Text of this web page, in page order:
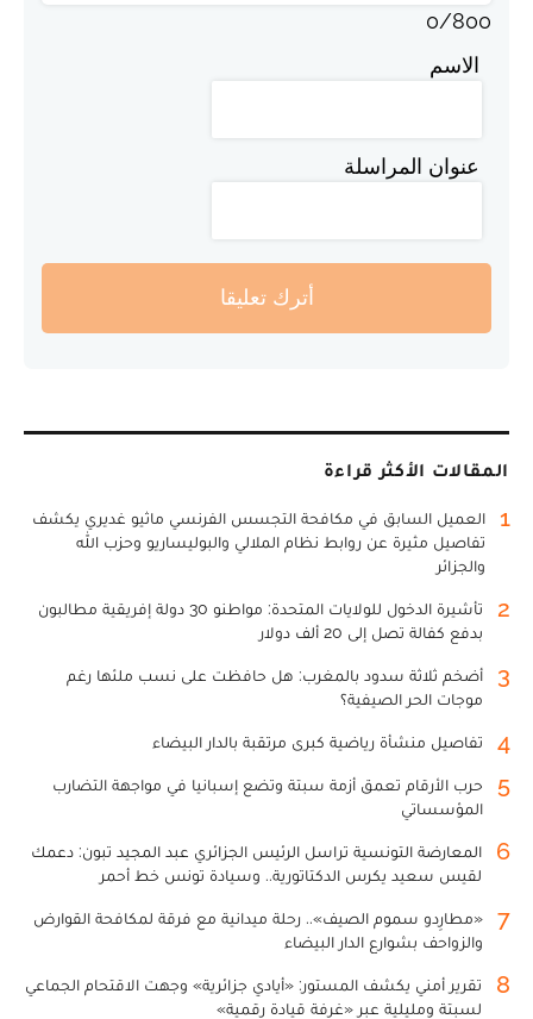
0/800
الاسم
عنوان المراسلة
أترك تعليقا
المقالات الأكثر قراءة
1
العميل السابق في مكافحة التجسس الفرنسي ماثيو غديري يكشف
تفاصيل مثيرة عن روابط نظام الملالي والبوليساريو وحزب الله
والجزائر
2
تأشيرة الدخول للولايات المتحدة: مواطنو 30 دولة إفريقية مطالبون
بدفع كفالة تصل إلى 20 ألف دولار
3
أضخم ثلاثة سدود بالمغرب: هل حافظت على نسب ملئها رغم
موجات الحر الصيفية؟
4 تفاصيل منشأة رياضية كبرى مرتقبة بالدار البيضاء
5
حرب الأرقام تعمق أزمة سبتة وتضع إسبانيا في مواجهة التضارب
المؤسساتي
6
المعارضة التونسية تراسل الرئيس الجزائري عبد المجيد تبون: دعمك
لقيس سعيد يكرس الدكتاتورية.. وسيادة تونس خط أحمر
7
«مطارِدو سموم الصيف».. رحلة ميدانية مع فرقة لمكافحة القوارض
والزواحف بشوارع الدار البيضاء
8
تقرير أمني يكشف المستور: «أيادي جزائرية» وجهت الاقتحام الجماعي
لسبتة ومليلية عبر «غرفة قيادة رقمية»